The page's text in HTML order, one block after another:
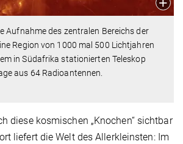
Aufnahme des zentralen Bereichs der
Region von 1000 mal 500 Lichtjahren
in Südafrika stationierten Teleskop
aus 64 Radioantennen.
diese kosmischen „Knochen“ sichtbar
liefert die Welt des Allerkleinsten: Im